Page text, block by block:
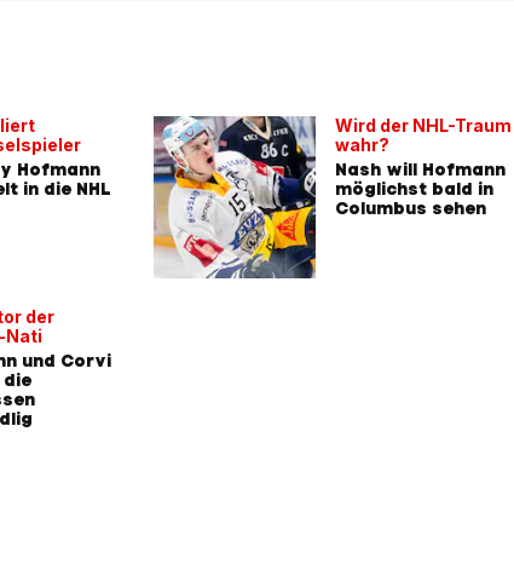
Hofmann
in die NHL
der
Nati
und Corvi
die
Wird der NHL-Traum
wahr?
Nash will Hofmann
möglichst bald in
Columbus sehen